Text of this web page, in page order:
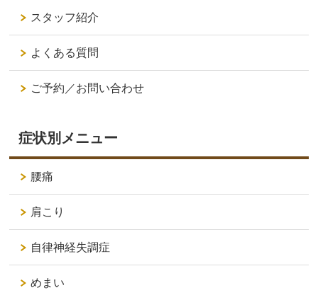
スタッフ紹介
よくある質問
ご予約／お問い合わせ
症状別メニュー
腰痛
肩こり
自律神経失調症
めまい